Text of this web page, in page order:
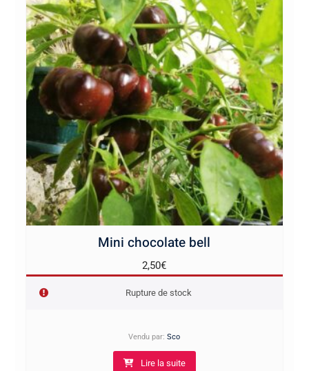
Mini chocolate bell
2,50€
Rupture de stock
Vendu par:Sco
Lire la suite